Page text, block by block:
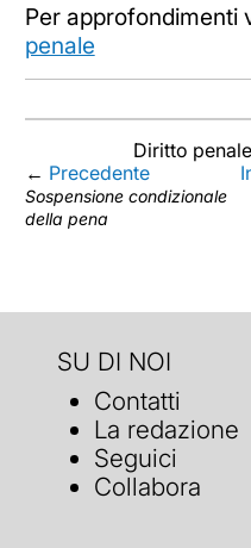
Per approfondimenti
penale
Diritto
← Precedente
Sospensione condizionale
della pena
SU DI NOI
Contatti
La redazione
Seguici
Collabora